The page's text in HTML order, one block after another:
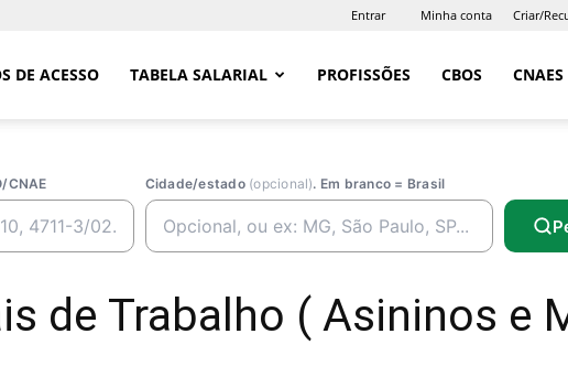
Entrar Minha conta Criar/
DE ACESSO TABELA SALARIAL PROFISSÕES CBOS CNAES
CNAE Cidade/estado (opcional). Em branco = Brasil
de Trabalho ( Asininos e